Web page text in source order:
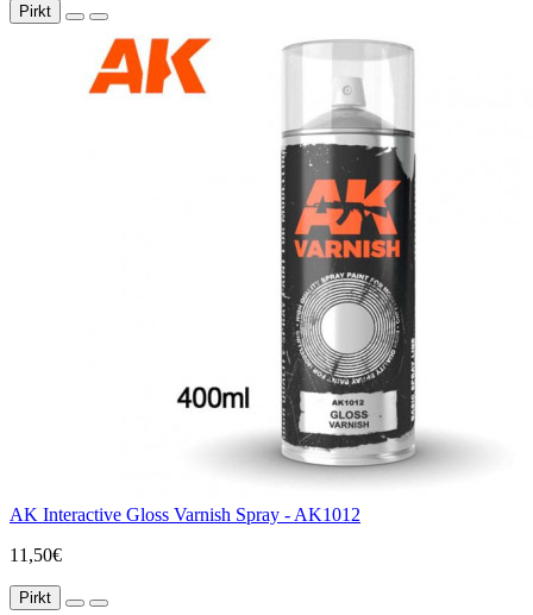
Pirkt
AK Interactive Gloss Varnish Spray - AK1012
11,50€
Pirkt